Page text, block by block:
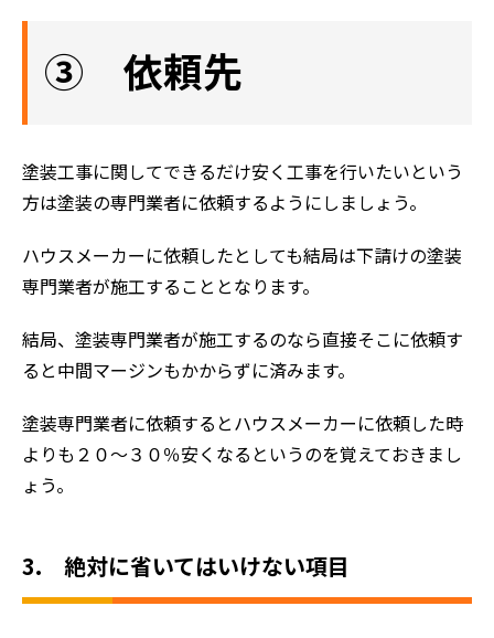
③ 依頼先
塗装工事に関してできるだけ安く工事を行いたいという
方は塗装の専門業者に依頼するようにしましょう。
ハウスメーカーに依頼したとしても結局は下請けの塗装
専門業者が施工することとなります。
結局、塗装専門業者が施工するのなら直接そこに依頼す
ると中間マージンもかからずに済みます。
塗装専門業者に依頼するとハウスメーカーに依頼した時
よりも２０～３０％安くなるというのを覚えておきまし
ょう。
3. 絶対に省いてはいけない項目